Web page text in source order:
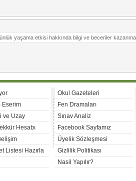
yaşama etkisi hakkında bilgi ve beceriler
Eserim
ve Uzay
Hesabı
Listesi Hazırla
Okul Gazeteleri
Fen Dramaları
Sınav Analiz
Facebook Sayfamız
Üyelik Sözleşmesi
Gizlilik Politikası
Nasil Yapılır?